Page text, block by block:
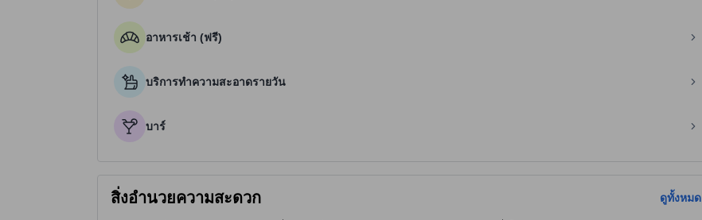
อาหารเช้า (ฟรี)
บริการทำความสะอาดรายวัน
บาร์
สิ่งอำนวยความสะดวก ดูทั้งหมด